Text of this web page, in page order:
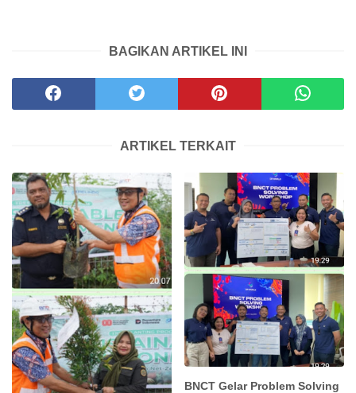
BAGIKAN ARTIKEL INI
ARTIKEL TERKAIT
BNCT Gelar Problem Solving